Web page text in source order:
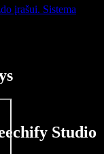
įrašui. Sistema
Studio